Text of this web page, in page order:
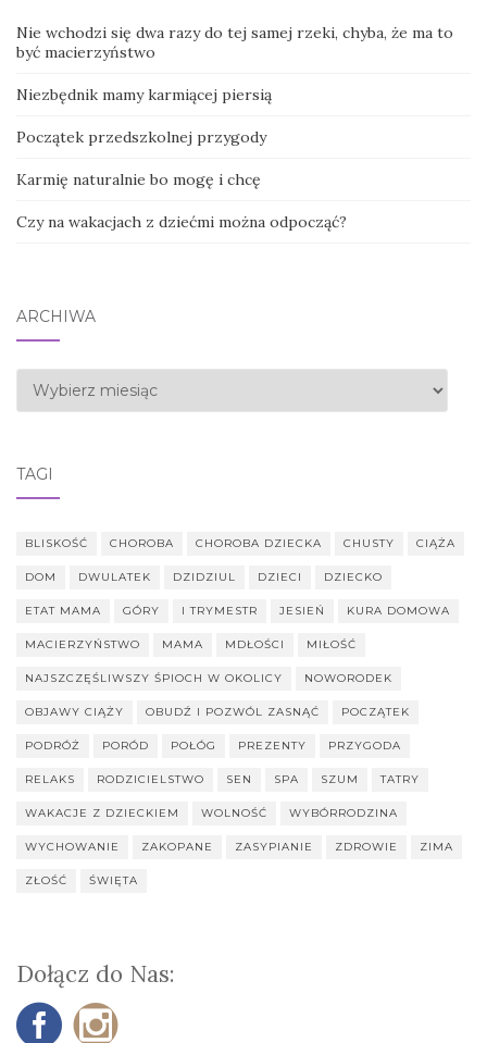
Nie wchodzi się dwa razy do tej samej rzeki, chyba, że ma to
być macierzyństwo
Niezbędnik mamy karmiącej piersią
Początek przedszkolnej przygody
Karmię naturalnie bo mogę i chcę
Czy na wakacjach z dziećmi można odpocząć?
ARCHIWA
Archiwa
TAGI
BLISKOŚĆ CHOROBA CHOROBA DZIECKA CHUSTY CIĄŻA
DOM DWULATEK DZIDZIUL DZIECI DZIECKO
ETAT MAMA GÓRY I TRYMESTR JESIEŃ KURA DOMOWA
MACIERZYŃSTWO MAMA MDŁOŚCI MIŁOŚĆ
NAJSZCZĘŚLIWSZY ŚPIOCH W OKOLICY NOWORODEK
OBJAWY CIĄŻY OBUDŹ I POZWÓL ZASNĄĆ POCZĄTEK
PODRÓŻ PORÓD POŁÓG PREZENTY PRZYGODA
RELAKS RODZICIELSTWO SEN SPA SZUM TATRY
WAKACJE Z DZIECKIEM WOLNOŚĆ WYBÓRRODZINA
WYCHOWANIE ZAKOPANE ZASYPIANIE ZDROWIE ZIMA
ZŁOŚĆ ŚWIĘTA
Dołącz do Nas: